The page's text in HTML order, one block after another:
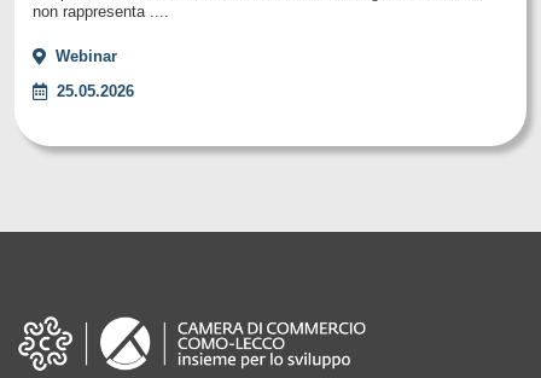
non rappresenta ....
Webinar
25.05.2026